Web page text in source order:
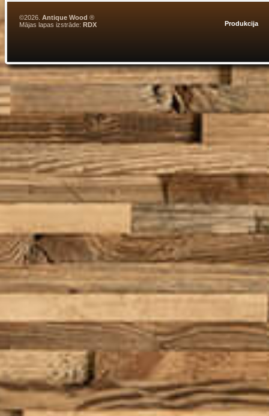
©2026. Antique Wood ®
Mājas lapas izstrāde: RDX Produkcija